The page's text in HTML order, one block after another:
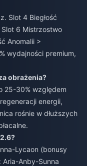
Slot 4 Biegłość
Slot 6 Mistrzostwo
Anomalii >
wydajności premium,
obrażenia?
25-30% względem
energii,
rośnie w dłuższych
Lycaon (bonusy
Anby-Sunna